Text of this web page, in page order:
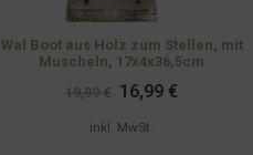
Wal Boot aus Holz zum Stellen, mit
Muscheln, 17x4x36,5cm
19,99€ Ursprünglicher
Preis
war:
16,99 €Aktueller
inkl. MwSt.